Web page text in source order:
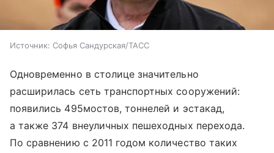
Источник: Софья Сандурская/ТАСС
Одновременно в столице значительно
расширилась сеть транспортных сооружений:
появились 495мостов, тоннелей и эстакад,
а также 374 внеуличных пешеходных перехода.
По сравнению с 2011 годом количество таких